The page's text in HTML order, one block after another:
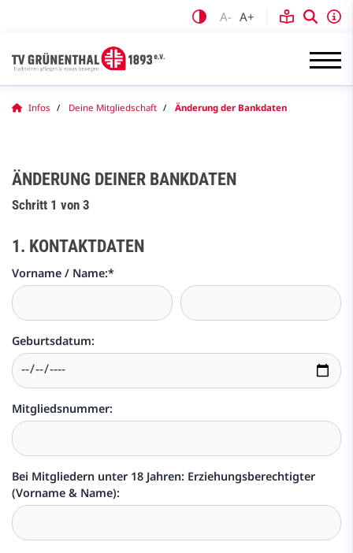
A- A+
Infos Deine Mitgliedschaft Änderung der Bankdaten
ÄNDERUNG DEINER BANKDATEN
Schritt 1 von 3
1. KONTAKTDATEN
Vorname / Name:*
Geburtsdatum:
Mitgliedsnummer:
Bei Mitgliedern unter 18 Jahren: Erziehungsberechtigter
(Vorname & Name):